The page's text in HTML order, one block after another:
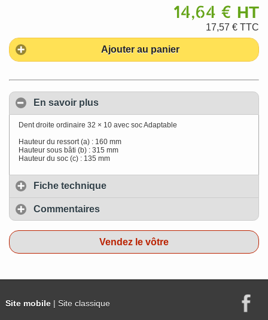
14,64 € HT
17,57 € TTC
Ajouter au panier
En savoir plus
Dent droite ordinaire 32 × 10 avec soc Adaptable
Hauteur du ressort (a) : 160 mm
Hauteur sous bâti (b) : 315 mm
Hauteur du soc (c) : 135 mm
Fiche technique
Commentaires
Vendez le vôtre
Site mobile| Site classique